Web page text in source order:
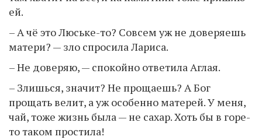
ей.
– А чё это Люське-то? Совсем уж не доверяешь
матери? — зло спросила Лариса.
– Не доверяю, — спокойно ответила Аглая.
– Злишься, значит? Не прощаешь? А Бог
прощать велит, а уж особенно матерей. У меня,
чай, тоже жизнь была — не сахар. Хоть бы в горе-
то таком простила!